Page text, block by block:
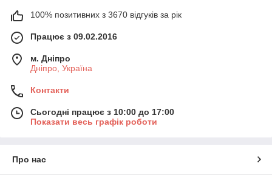
100% позитивних з 3670 відгуків за рік
Працює з 09.02.2016
м. Дніпро
Дніпро, Україна
Контакти
Сьогодні працює з 10:00 до 17:00
Показати весь графік роботи
Про нас